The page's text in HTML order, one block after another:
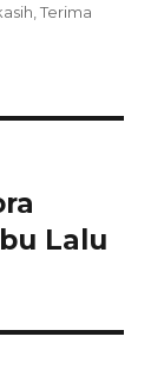
,Terima
Lalu